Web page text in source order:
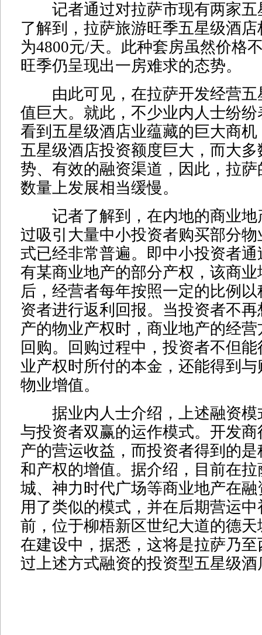
记者通过对拉萨市现有两家五
了解到，拉萨旅游旺季五星级酒
为4800元/天。此种套房虽然价格
旺季仍呈现出一房难求的态势。
由此可见，在拉萨开发经营五
值巨大。就此，不少业内人士纷
看到五星级酒店业蕴藏的巨大商
五星级酒店投资额度巨大，而大
势、有效的融资渠道，因此，拉
数量上发展相当缓慢。
记者了解到，在内地的商业地
过吸引大量中小投资者购买部分
式已经非常普遍。即中小投资者
有某商业地产的部分产权，该商
后，经营者每年按照一定的比例
资者进行返利回报。当投资者不
产的物业产权时，商业地产的经
回购。回购过程中，投资者不但
业产权时所付的本金，还能得到
物业增值。
据业内人士介绍，上述融资模
与投资者双赢的运作模式。开发
产的营运收益，而投资者得到的
和产权的增值。据介绍，目前在
城、神力时代广场等商业地产在
用了类似的模式，并在后期营运
前，位于柳梧新区世纪大道的德
在建设中，据悉，这将是拉萨乃
过上述方式融资的投资型五星级酒